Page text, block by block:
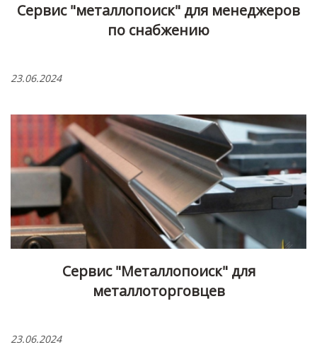
Сервис "металлопоиск" для менеджеров
по снабжению
23.06.2024
Сервис "Металлопоиск" для
металлоторговцев
23.06.2024